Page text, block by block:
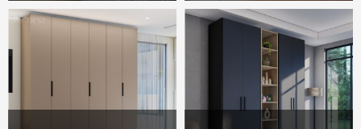
חדרי ארונות הפכו בשנים
האחרונות לפתרון אחסון הבגדים
הנוח והמבוקש ביותר. עם זאת,
חדרי ארונות נתפשים כמוצר
יוקרתי שרק בעלי…
אין מקום...? מחפשים משהו
חדש...? ארונות הזזה
לשירותכם! ארונות הזזה הם
הפתרון הפרקטי ועיצובי למספר